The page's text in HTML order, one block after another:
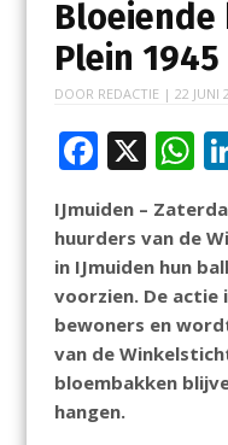
Bloeiende
Plein 1945
DOOR REDACTIE | 22 JUNI
F
ac
e
b
o
o
k
X
h
at
s
A
p
p
IJmuiden –
huurders van de
in IJmuiden hun
voorzien. De
bewoners en
van de
bloembakken
hangen.